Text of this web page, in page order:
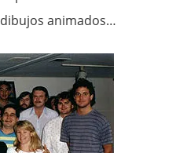
animados…